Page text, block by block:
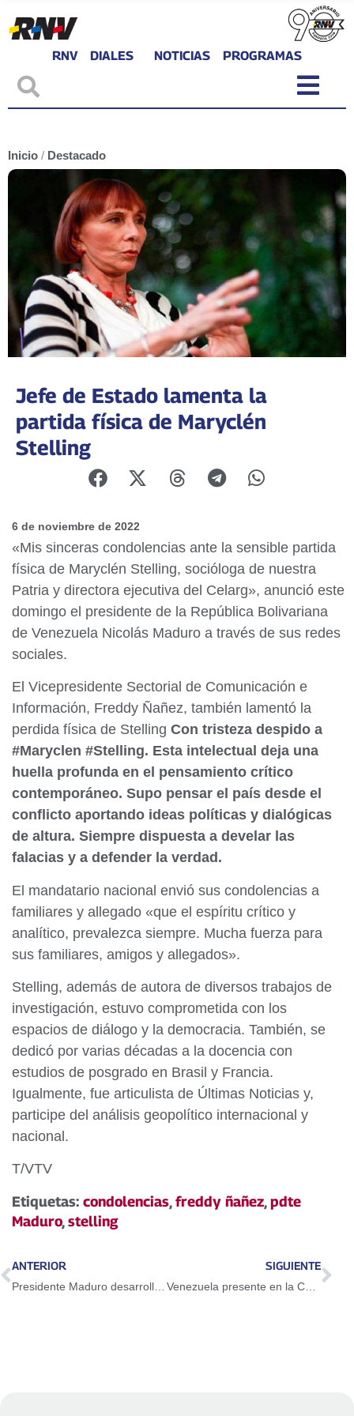
RNV DIALES NOTICIAS PROGRAMAS
Inicio / Destacado
Jefe de Estado lamenta la
partida física de Maryclén
Stelling
6 de noviembre de 2022
«Mis sinceras condolencias ante la sensible partida
física de Maryclén Stelling, socióloga de nuestra
Patria y directora ejecutiva del Celarg», anunció este
domingo el presidente de la República Bolivariana
de Venezuela Nicolás Maduro a través de sus redes
sociales.
El Vicepresidente Sectorial de Comunicación e
Información, Freddy Ñañez, también lamentó la
perdida física de Stelling Con tristeza despido a
#Maryclen #Stelling. Esta intelectual deja una
huella profunda en el pensamiento crítico
contemporáneo. Supo pensar el país desde el
conflicto aportando ideas políticas y dialógicas
de altura. Siempre dispuesta a develar las
falacias y a defender la verdad.
El mandatario nacional envió sus condolencias a
familiares y allegado «que el espíritu crítico y
analítico, prevalezca siempre. Mucha fuerza para
sus familiares, amigos y allegados».
Stelling, además de autora de diversos trabajos de
investigación, estuvo comprometida con los
espacios de diálogo y la democracia. También, se
dedicó por varias décadas a la docencia con
estudios de posgrado en Brasil y Francia.
Igualmente, fue articulista de Últimas Noticias y,
participe del análisis geopolítico internacional y
nacional.
T/VTV
Etiquetas: condolencias,freddy ñañez,pdte
Maduro,stelling
ANTERIOR SIGUIENTE
Venezuela presente en la COP14 que se celebra en China